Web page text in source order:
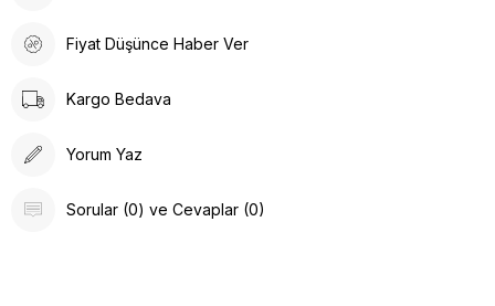
Fiyat Düşünce Haber Ver
Kargo Bedava
Yorum Yaz
Sorular (0) ve Cevaplar (0)